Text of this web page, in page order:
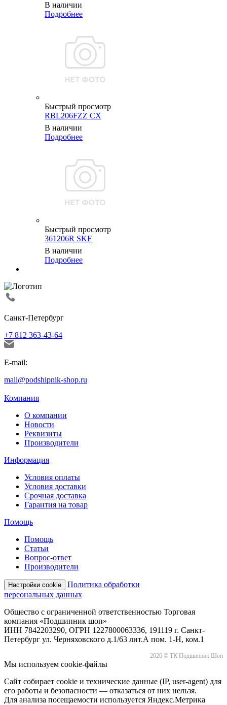
В наличии
Подробнее
Быстрый просмотр
RBL206FZZ CX
В наличии
Подробнее
Быстрый просмотр
361206R SKF
В наличии
Подробнее
Санкт-Петербург
+7 812 363-43-64
E-mail:
mail@podshipnik-shop.ru
Компания
О компании
Новости
Реквизиты
Производители
Информация
Условия оплаты
Условия доставки
Срочная доставка
Гарантия на товар
Помощь
Помощь
Статьи
Вопрос-ответ
Производители
Настройки cookie
Политика обработки
персональных данных
Общество с ограниченной ответственностью Торговая
компания «Подшипник шоп»
ИНН 7842203290, ОГРН 1227800063336, 191119 г. Санкт-
Петербург ул. Черняховского д.1/63 лит.А пом. 1-Н, ком.1
2026 © ТК Подшипник Шоп
Мы используем cookie-файлы
Сайт собирает cookie и технические данные (IP, user-agent) для
его работы и безопасности — отказаться от них нельзя.
Для анализа посещаемости используется Яндекс.Метрика